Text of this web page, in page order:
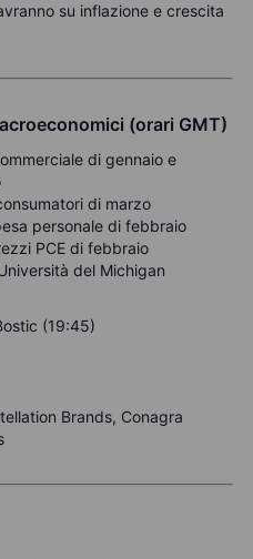
su inflazione e crescita
(orari GMT)
di gennaio e
di marzo
personale di febbraio
PCE di febbraio
del Michigan
(19:45)
Brands, Conagra